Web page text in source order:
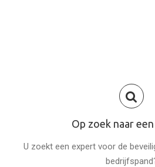
Op zoek naar
U zoekt een expert voor de